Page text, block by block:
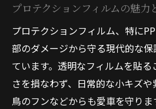
ス
車体デザインに合う
PPF導入で得られる高
フィルム種類や施工範囲に
PPFの種類別仕上がりの
プロテクションフィルムの魅力
プロテクションフィルム、特に
部のダメージから守る現代的な
ています。透明なフィルムを貼
さを損なわず、日常的な小キズや
鳥のフンなどからも愛車を守りま